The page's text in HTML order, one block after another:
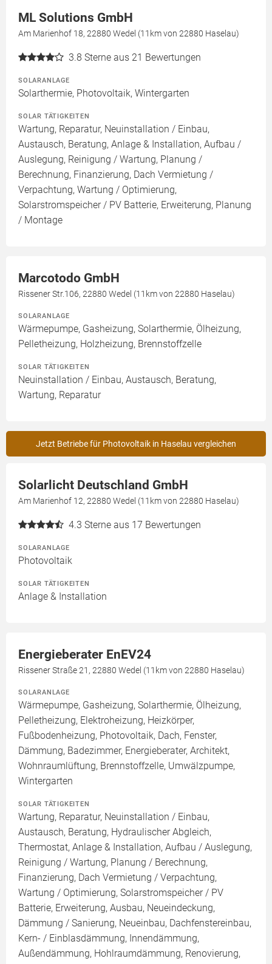
ML Solutions GmbH
Am Marienhof 18, 22880 Wedel (11km von 22880 Haselau)
3.8 Sterne aus 21 Bewertungen
SOLARANLAGE
Solarthermie, Photovoltaik, Wintergarten
SOLAR TÄTIGKEITEN
Wartung, Reparatur, Neuinstallation / Einbau,
Austausch, Beratung, Anlage & Installation, Aufbau /
Auslegung, Reinigung / Wartung, Planung /
Berechnung, Finanzierung, Dach Vermietung /
Verpachtung, Wartung / Optimierung,
Solarstromspeicher / PV Batterie, Erweiterung, Planung
/ Montage
Marcotodo GmbH
Rissener Str.106, 22880 Wedel (11km von 22880 Haselau)
SOLARANLAGE
Wärmepumpe, Gasheizung, Solarthermie, Ölheizung,
Pelletheizung, Holzheizung, Brennstoffzelle
SOLAR TÄTIGKEITEN
Neuinstallation / Einbau, Austausch, Beratung,
Wartung, Reparatur
Jetzt Betriebe für Photovoltaik in Haselau vergleichen
Solarlicht Deutschland GmbH
Am Marienhof 12, 22880 Wedel (11km von 22880 Haselau)
4.3 Sterne aus 17 Bewertungen
SOLARANLAGE
Photovoltaik
SOLAR TÄTIGKEITEN
Anlage & Installation
Energieberater EnEV24
Rissener Straße 21, 22880 Wedel (11km von 22880 Haselau)
SOLARANLAGE
Wärmepumpe, Gasheizung, Solarthermie, Ölheizung,
Pelletheizung, Elektroheizung, Heizkörper,
Fußbodenheizung, Photovoltaik, Dach, Fenster,
Dämmung, Badezimmer, Energieberater, Architekt,
Wohnraumlüftung, Brennstoffzelle, Umwälzpumpe,
Wintergarten
SOLAR TÄTIGKEITEN
Wartung, Reparatur, Neuinstallation / Einbau,
Austausch, Beratung, Hydraulischer Abgleich,
Thermostat, Anlage & Installation, Aufbau / Auslegung,
Reinigung / Wartung, Planung / Berechnung,
Finanzierung, Dach Vermietung / Verpachtung,
Wartung / Optimierung, Solarstromspeicher / PV
Batterie, Erweiterung, Ausbau, Neueindeckung,
Dämmung / Sanierung, Neueinbau, Dachfenstereinbau,
Kern- / Einblasdämmung, Innendämmung,
Außendämmung, Hohlraumdämmung, Renovierung,